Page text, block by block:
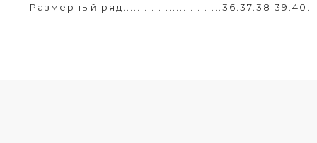
Размерный ряд............................36.37.38.39.40.